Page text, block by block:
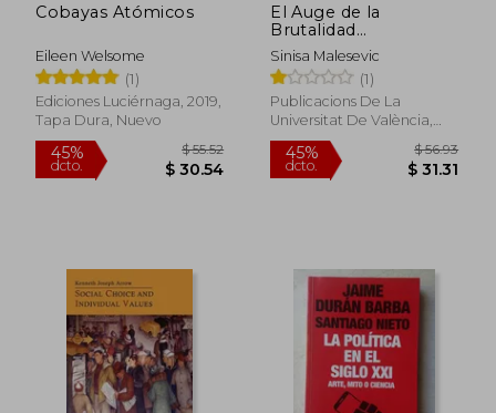
45% 45%
dcto.
Cobayas Atómicos
Eileen Welsome
(1)
Ediciones Luciérnaga, 2019,
Tapa Dura, Nuevo
El Auge de la
Brutalidad
Organizada: Una
Sociología Histórica
de la Violencia
Sinisa Malesevic
(1)
Publicacions De La
Universitat De València,
2020, 1 Edición, Tapa
Blanda, Nuevo